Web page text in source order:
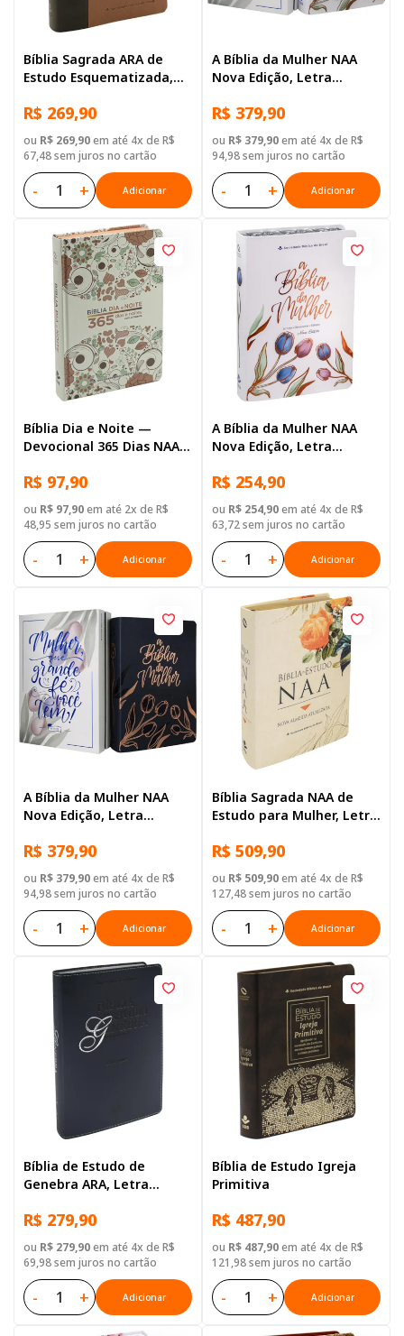
Bíblia Sagrada ARA de
Estudo Esquematizada,
Capa Couro Sintético
Preta
R$ 269,90
ou R$ 269,90em até 4x de R$
67,48 sem juros no cartão
- + Adicionar
A Bíblia da Mulher NAA
Nova Edição, Letra
anotação, com mapa,
Capa Couro Sintético
Ilustrada: Lilas
R$ 379,90
ou R$ 379,90em até 4x de R$
94,98 sem juros no cartão
- + Adicionar
Bíblia Dia e Noite —
Devocional 365 Dias NAA,
Capa Dura Ilustrada
R$ 97,90
ou R$ 97,90em até 2x de R$
48,95 sem juros no cartão
- + Adicionar
A Bíblia da Mulher NAA
Nova Edição, Letra
anotação, com mapa,
Capa Couro Sintético
Ilustrada: Branca
R$ 254,90
ou R$ 254,90em até 4x de R$
63,72 sem juros no cartão
- + Adicionar
A Bíblia da Mulher NAA
Nova Edição, Letra
Couro Sintético Azul
R$ 379,90
ou R$ 379,90em até 4x de R$
94,98 sem juros no cartão
- + Adicionar
Bíblia Sagrada NAA de
Estudo para Mulher, Letra
Couro Sintético Ilustrada:
Branca
R$ 509,90
ou R$ 509,90em até 4x de R$
127,48 sem juros no cartão
- + Adicionar
Bíblia de Estudo de
Genebra ARA, Letra
Couro Sintético Azul
R$ 279,90
ou R$ 279,90em até 4x de R$
69,98 sem juros no cartão
- + Adicionar
Bíblia de Estudo Igreja
Primitiva
R$ 487,90
ou R$ 487,90em até 4x de R$
121,98 sem juros no cartão
- + Adicionar